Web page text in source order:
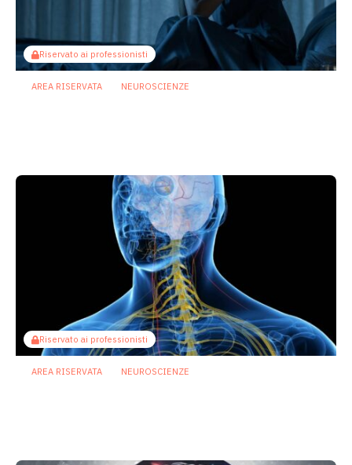
Riservato ai professionisti
AREA RISERVATA NEUROSCIENZE
Riservato ai professionisti
AREA RISERVATA NEUROSCIENZE